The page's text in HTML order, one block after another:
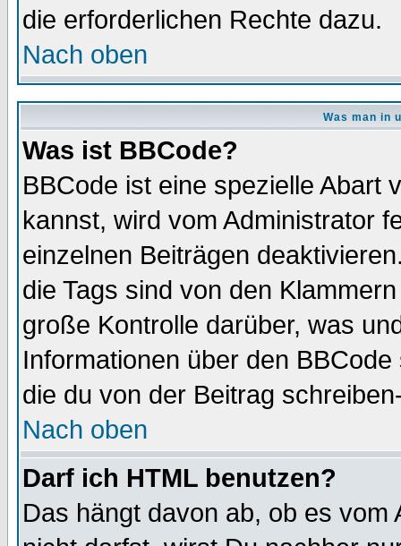
die erforderlichen Rechte dazu.
Nach oben
Was man in
Was ist BBCode?
BBCode ist eine spezielle Abart
kannst, wird vom Administrator
einzelnen Beiträgen
die Tags sind von den
große Kontrolle darüber, was
Informationen über den
die du von der Beitrag
Nach oben
Darf ich HTML benutzen?
Das hängt davon ab, ob es